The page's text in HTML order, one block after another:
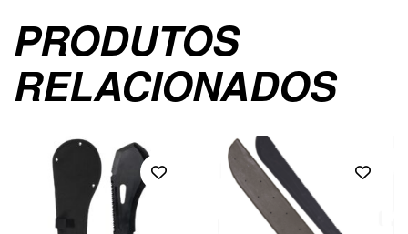
PRODUTOS
RELACIONADOS